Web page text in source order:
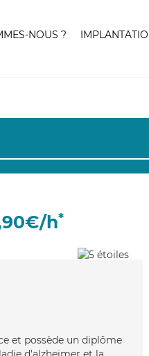
NOUS ?
h*
et possède un diplôme